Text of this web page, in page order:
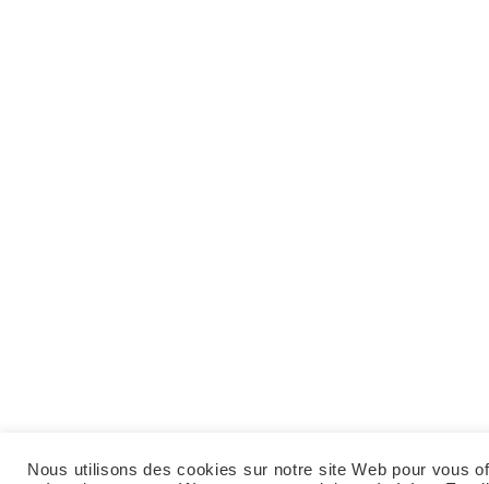
Nous utilisons des cookies sur notre site Web pour vous